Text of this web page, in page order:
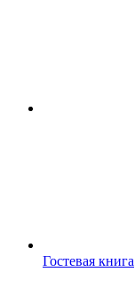
Гостевая книга